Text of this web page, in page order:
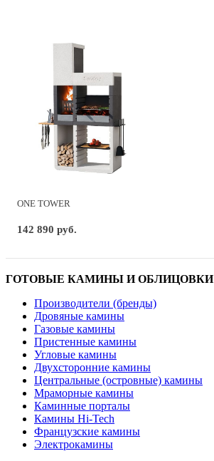
ONE TOWER
142 890 руб.
ГОТОВЫЕ КАМИНЫ И ОБЛИЦОВКИ
Производители (бренды)
Дровяные камины
Газовые камины
Пристенные камины
Угловые камины
Двухсторонние камины
Центральные (островные) камины
Мраморные камины
Каминные порталы
Камины Hi-Tech
Французские камины
Электрокамины